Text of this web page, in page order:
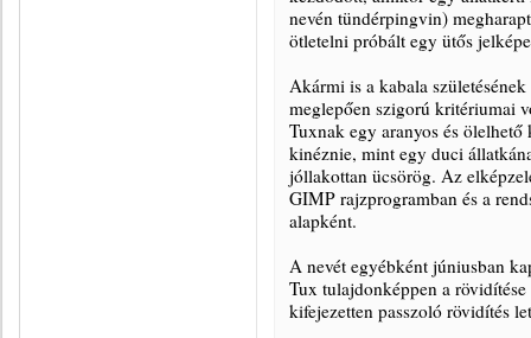
nevén tündérpingvin)
ötletelni próbált egy ütős
Akármi is a kabala
meglepően szigorú kritériumai
Tuxnak egy aranyos és
kinéznie, mint egy duci
jóllakottan ücsörög. Az
GIMP rajzprogramban és a
alapként.
A nevét egyébként júniusban
Tux tulajdonképpen a
kifejezetten passzoló rövidítés